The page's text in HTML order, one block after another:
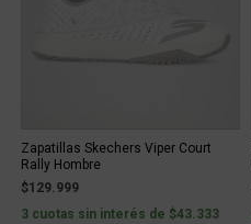
Zapatillas Skechers Viper Court
Rally Hombre
$129.999
3 cuotas sin interés de $43.333